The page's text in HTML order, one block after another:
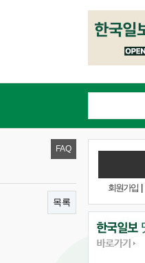
회원가입|
FAQ
목록